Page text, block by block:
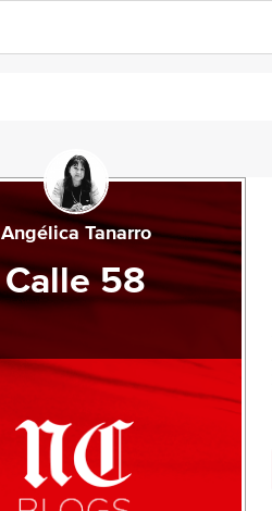
Angélica Tanarro
Calle 58